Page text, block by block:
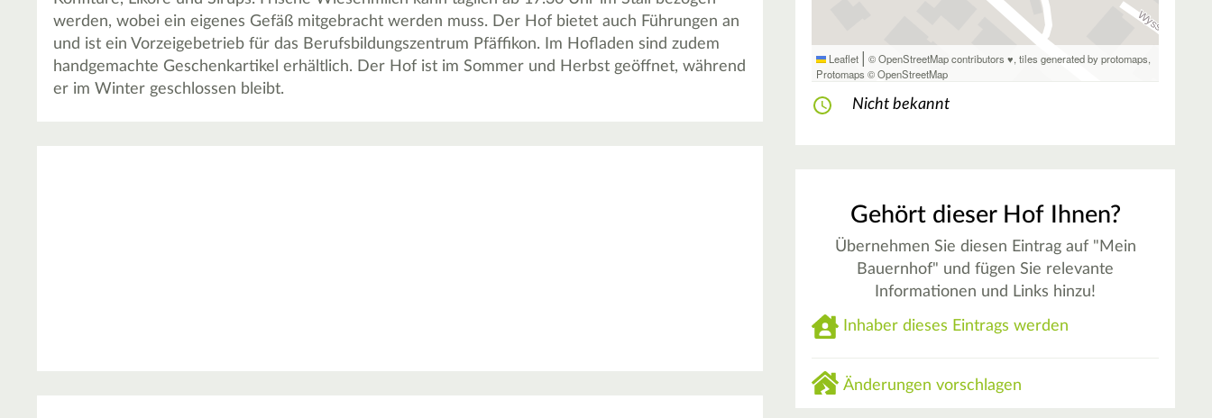
werden, wobei ein eigenes Gefäß mitgebracht werden muss. Der Hof bietet auch Führungen an
und ist ein Vorzeigebetrieb für das Berufsbildungszentrum Pfäffikon. Im Hofladen sind zudem
handgemachte Geschenkartikel erhältlich. Der Hof ist im Sommer und Herbst geöffnet, während
er im Winter geschlossen bleibt.
Leaflet | © OpenStreetMap contributors ♥,tiles generated by protomaps,
Protomaps ©OpenStreetMap
Nicht bekannt
Gehört dieser Hof Ihnen?
Übernehmen Sie diesen Eintrag auf "Mein
Bauernhof" und fügen Sie relevante
Informationen und Links hinzu!
Inhaber dieses Eintrags werden
Änderungen vorschlagen